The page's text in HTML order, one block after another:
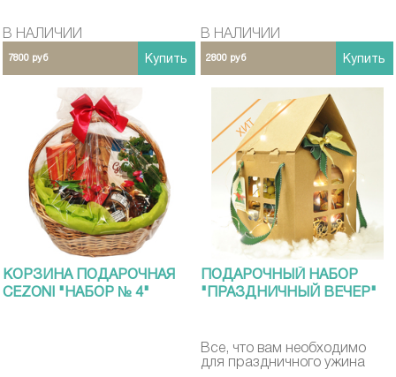
В НАЛИЧИИ
7800 руб Купить
В НАЛИЧИИ
2800 руб Купить
КОРЗИНА ПОДАРОЧНАЯ
CEZONI "НАБОР № 4"
ПОДАРОЧНЫЙ НАБОР
"ПРАЗДНИЧНЫЙ ВЕЧЕР"
Все, что вам необходимо
для праздничного ужина